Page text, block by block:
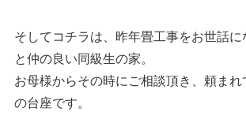
そしてコチラは、昨年畳工事をお世話に
と仲の良い同級生の家。
お母様からその時にご相談頂き、頼まれ
の台座です。